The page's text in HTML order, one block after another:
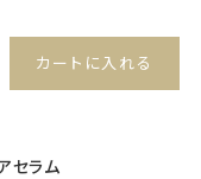
カートに入れる
セラム